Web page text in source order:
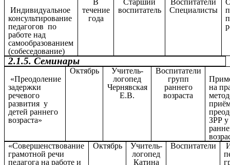
Индивидуальное
консультирование
педагогов по
работе над
самообразованием
(собеседование)
течение
года
воспитатель
Специалисты
2.1.5. Семинары
«Преодоление
задержки
речевого
развития у
детей раннего
возраста»
Октябрь
Учитель-
логопед
Чернявская
Е.В.
Воспитатели
групп
раннего
возраста
на
ЗРР у
«Совершенствование
грамотной речи
педагога на работе и
Октябрь
Учитель-
логопед
Катина
Воспитатели